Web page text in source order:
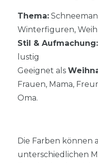
Thema:
Winterfiguren,
Stil & Aufmachung:
lustig
Geeignet als
Frauen, Mama,
Oma.
Die Farben können
unterschiedlichen